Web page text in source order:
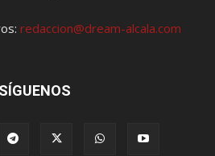
redaccion@dream-alcala.com
SÍGUENOS